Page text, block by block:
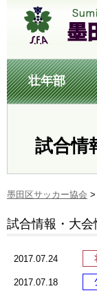
壮年部
試合情
墨田区サッカー協会 >
試合情報・大会
2017.07.24
2017.07.18